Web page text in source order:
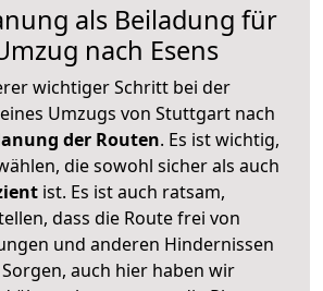
als Beiladung für
nach Esens
wichtiger Schritt bei der
Umzugs von Stuttgart nach
der Routen. Es ist wichtig,
die sowohl sicher als auch
ist. Es ist auch ratsam,
dass die Route frei von
und anderen Hindernissen
auch hier haben wir